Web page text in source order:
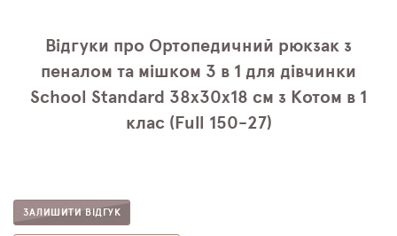
Відгуки про Ортопедичний рюкзак з
пеналом та мішком 3 в 1 для дівчинки
School Standard 38х30х18 см з Котом в 1
клас (Full 150-27)
ЗАЛИШИТИ ВІДГУК